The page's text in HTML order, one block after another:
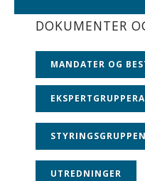
DOKUMENTER
MANDATER OG
UTREDNINGER